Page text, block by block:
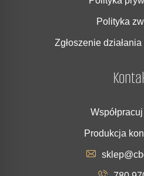
Polityka
Zgłoszenie
Produkcja